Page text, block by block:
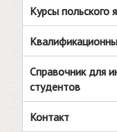
Курсы польского
Справочник для
студентов
Контакт